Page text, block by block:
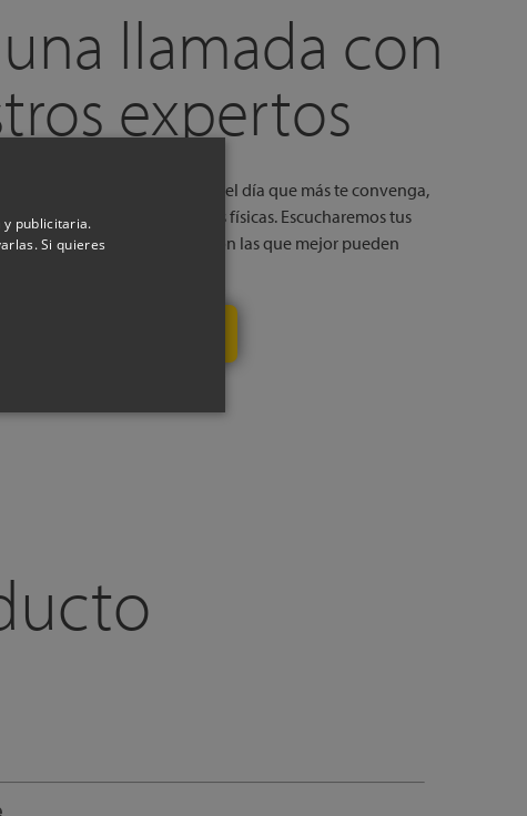
llamada con
expertos
llamada gratuita, a la hora y el día que más te convenga,
una de nuestras tiendas físicas. Escucharemos tus
colchones o almohadas son las que mejor pueden
y publicitaria.
Si quieres